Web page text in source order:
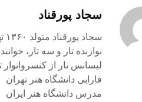
سجاد پورقناد
سجاد پورقناد متولد ۱۳۶۰ تهران
نوازنده تار و سه تار،
لیسانس تار از
فارابی دانشگاه هنر تهران
مدرس دانشگاه هنر ایران